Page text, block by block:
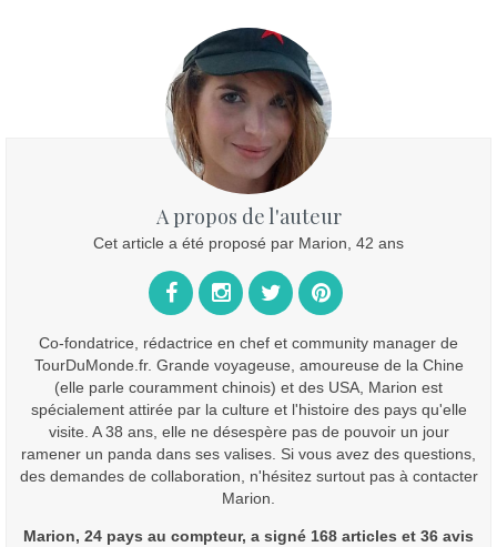
A propos de l'auteur
Cet article a été proposé par Marion, 42 ans
Co-fondatrice, rédactrice en chef et community manager de
TourDuMonde.fr. Grande voyageuse, amoureuse de la Chine
(elle parle couramment chinois) et des USA, Marion est
spécialement attirée par la culture et l'histoire des pays qu'elle
visite. A 38 ans, elle ne désespère pas de pouvoir un jour
ramener un panda dans ses valises. Si vous avez des questions,
des demandes de collaboration, n'hésitez surtout pas à contacter
Marion.
Marion, 24 pays au compteur, a signé 168 articles et 36 avis